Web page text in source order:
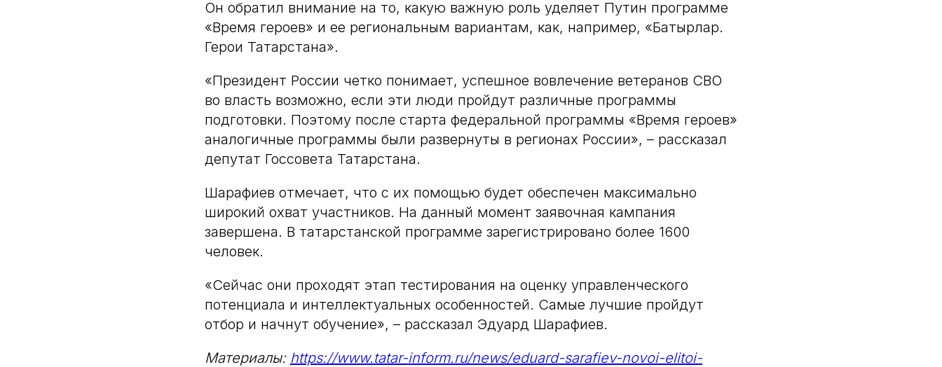
Он обратил внимание на то, какую важную роль уделяет Путин программе
«Время героев» и ее региональным вариантам, как, например, «Батырлар.
Герои Татарстана».
«Президент России четко понимает, успешное вовлечение ветеранов СВО
во власть возможно, если эти люди пройдут различные программы
подготовки. Поэтому после старта федеральной программы «Время героев»
аналогичные программы были развернуты в регионах России», – рассказал
депутат Госсовета Татарстана.
Шарафиев отмечает, что с их помощью будет обеспечен максимально
широкий охват участников. На данный момент заявочная кампания
завершена. В татарстанской программе зарегистрировано более 1600
человек.
«Сейчас они проходят этап тестирования на оценку управленческого
потенциала и интеллектуальных особенностей. Самые лучшие пройдут
отбор и начнут обучение», – рассказал Эдуард Шарафиев.
Материалы: https://www.tatar-inform.ru/news/eduard-sarafiev-novoi-elitoi-